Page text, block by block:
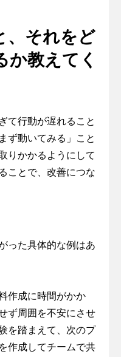
、それをど
か教えてく
て行動が遅れること
ず動いてみる」こと
りかかるようにして
ことで、改善につな
った具体的な例はあ
作成に時間がかか
ず周囲を不安にさせ
を踏まえて、次のプ
作成してチームで共